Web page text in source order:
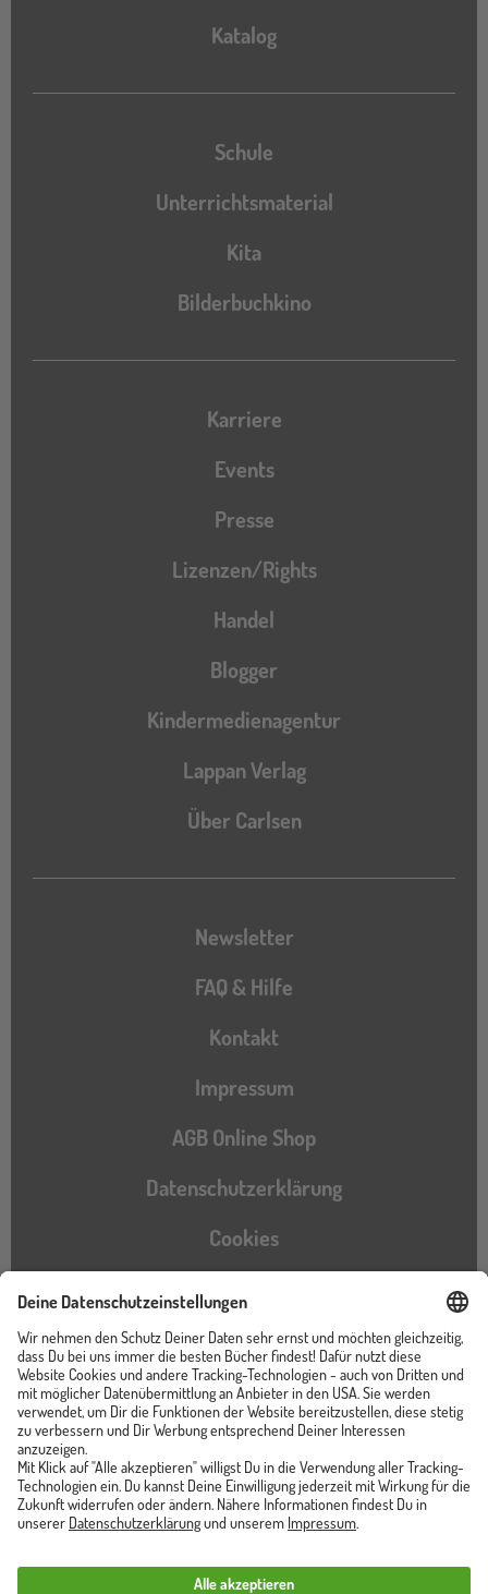
Katalog
Katalog
Schule
Unterrichtsmaterial
Kita
Bilderbuchkino
Karriere
Events
Presse
Lizenzen/Rights
Handel
Blogger
Kindermedienagentur
Lappan Verlag
Über Carlsen
Newsletter
FAQ & Hilfe
Kontakt
Impressum
AGB Online Shop
Datenschutzerklärung
Cookies
Barrierefreiheitserklärung
Instagram
TikTokPinterestYouTubeFacebook
Unser Shop ist von
Trusted Shops zertifiziert